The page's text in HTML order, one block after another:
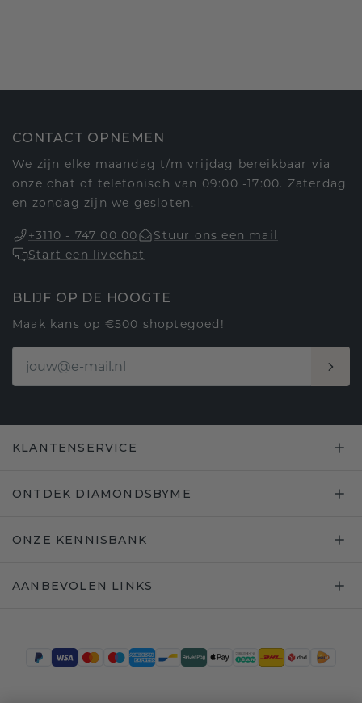
CONTACT OPNEMEN
We zijn elke maandag t/m vrijdag bereikbaar via
onze chat of telefonisch van 09:00 -17:00. Zaterdag
en zondag zijn we gesloten.
+3110 - 747 00 00
Stuur ons een mail
Start een livechat
BLIJF OP DE HOOGTE
Maak kans op €500 shoptegoed!
KLANTENSERVICE
ONTDEK DIAMONDSBYME
ONZE KENNISBANK
AANBEVOLEN LINKS